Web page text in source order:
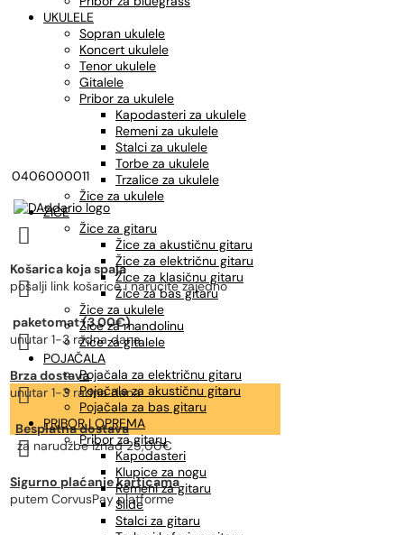
UKULELE
Sopran ukulele
Koncert ukulele
Tenor ukulele
Gitalele
Pribor za ukulele
Kapodasteri za ukulele
Remeni za ukulele
Stalci za ukulele
Torbe za ukulele
Trzalice za ukulele
Žice za ukulele
ŽICE
Žice za gitaru
Žice za akustičnu gitaru
Žice za električnu gitaru
Žice za klasičnu gitaru
Žice za bas gitaru
Žice za ukulele
Žice za mandolinu
Žice za gitalele
POJAČALA
Pojačala za električnu gitaru
Pojačala za akustičnu gitaru
Pojačala za bas gitaru
PRIBOR I OPREMA
Pribor za gitaru
Kapodasteri
Klupice za nogu
Remeni za gitaru
Slide
Stalci za gitaru
0406000011

Košarica koja spaja
pošalji link košarice i naručite zajedno

paketomat (3,00€)
unutar 1-3 radna dana

Brza dostava
unutar 1-3 radna dana

Besplatna dostava
za narudžbeiznad 25,00€

Sigurno plaćanje karticama
putem CorvusPay platforme